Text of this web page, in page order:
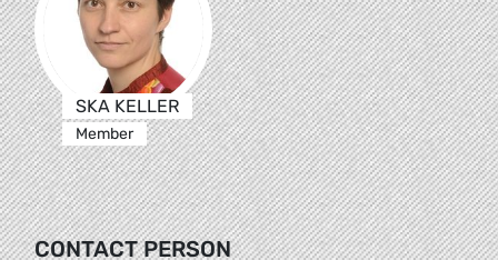
SKA KELLER
Member
CONTACT PERSON